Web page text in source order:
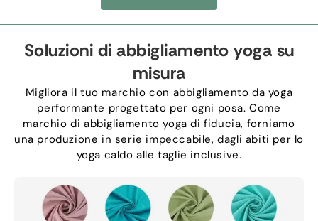
Soluzioni di abbigliamento yoga su
misura
Migliora il tuo marchio con abbigliamento da yoga
performante progettato per ogni posa. Come
marchio di abbigliamento yoga di fiducia, forniamo
una produzione in serie impeccabile, dagli abiti per lo
yoga caldo alle taglie inclusive.